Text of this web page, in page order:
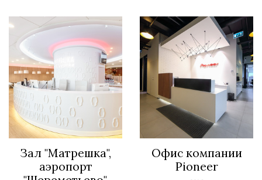
Зал "Матрешка",
аэропорт
Офис компании
Pioneer